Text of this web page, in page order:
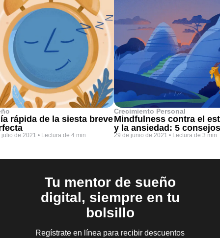
rápida de la siesta breve
julio de 2021 • Lectura de 4 min
Crecimiento Personal
Mindfulness contra el
y la ansiedad: 5 consejos
29 de junio de 2021 • Lectura de 3 min
Tu mentor de sueño
digital, siempre en tu
bolsillo
Regístrate en línea para recibir descuentos